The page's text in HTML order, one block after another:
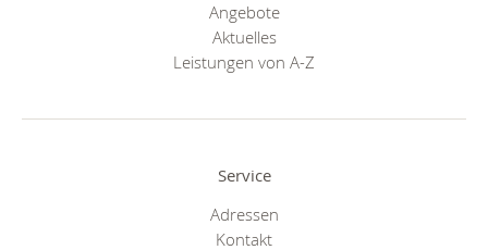
Angebote
Aktuelles
Leistungen von A-Z
Service
Adressen
Kontakt